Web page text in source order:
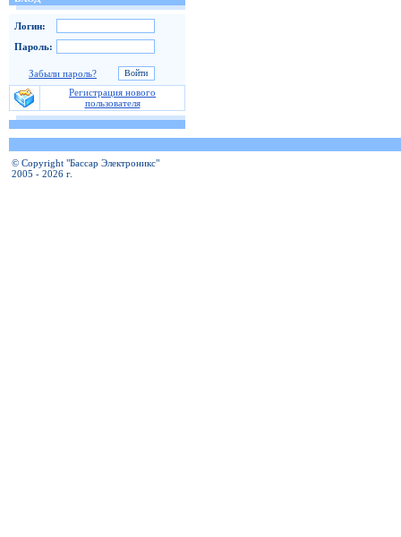
Логин:
Пароль:
Забыли пароль?
Регистрация нового
пользователя
© Copyright "Бассар Электроникс"
2005 - 2026 г.